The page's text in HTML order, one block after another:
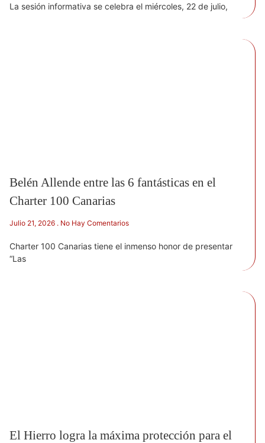
La sesión informativa se celebra el miércoles, 22 de julio,
Belén Allende entre las 6 fantásticas en el
Charter 100 Canarias
Julio 21, 2026 No Hay Comentarios
Charter 100 Canarias tiene el inmenso honor de presentar
“Las
El Hierro logra la máxima protección para el